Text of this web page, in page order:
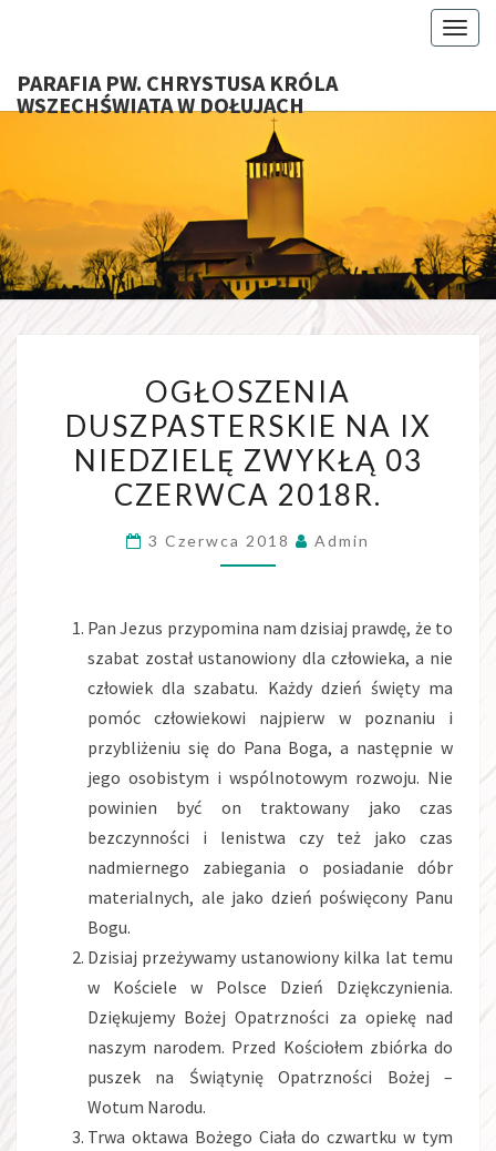
PARAFIA PW. CHRYSTUSA KRÓLA
WSZECHŚWIATA W DOŁUJACH
W
DUSZPASTERSKIE
NA
IX
NIEDZIELĘ
03
OGŁOSZENIA
DUSZPASTERSKIE NA IX
NIEDZIELĘ ZWYKŁĄ 03
CZERWCA 2018R.
3 Czerwca 2018 Admin
Pan Jezus przypomina nam dzisiaj prawdę, że to
szabat został ustanowiony dla człowieka, a nie
człowiek dla szabatu. Każdy dzień święty ma
pomóc człowiekowi najpierw w poznaniu i
przybliżeniu się do Pana Boga, a następnie w
jego osobistym i wspólnotowym rozwoju. Nie
powinien być on traktowany jako czas
bezczynności i lenistwa czy też jako czas
nadmiernego zabiegania o posiadanie dóbr
materialnych, ale jako dzień poświęcony Panu
Bogu.
Dzisiaj przeżywamy ustanowiony kilka lat temu
w Kościele w Polsce Dzień Dziękczynienia.
Dziękujemy Bożej Opatrzności za opiekę nad
naszym narodem. Przed Kościołem zbiórka do
puszek na Świątynię Opatrzności Bożej –
Wotum Narodu.
Trwa oktawa Bożego Ciała do czwartku w tym